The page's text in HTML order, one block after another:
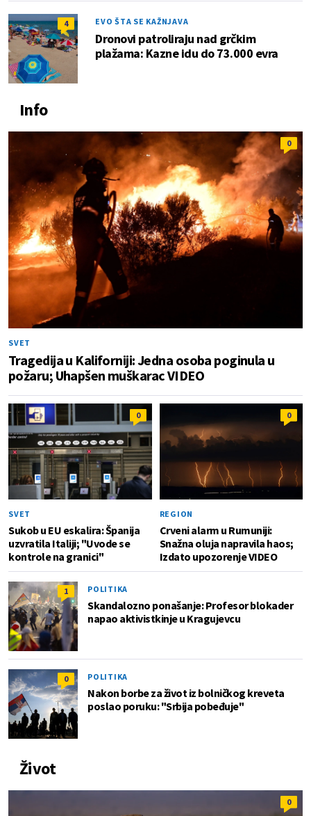
4 EVO ŠTA SE KAŽNJAVA
Dronovi patroliraju nad grčkim
plažama: Kazne idu do 73.000 evra
Info
0
SVET
Tragedija u Kaliforniji: Jedna osoba poginula u
požaru; Uhapšen muškarac VIDEO
0
SVET
Sukob u EU eskalira: Španija
uzvratila Italiji; "Uvode se
kontrole na granici"
0
REGION
Crveni alarm u Rumuniji:
Snažna oluja napravila haos;
Izdato upozorenje VIDEO
1 POLITIKA
Skandalozno ponašanje: Profesor blokader
napao aktivistkinje u Kragujevcu
0 POLITIKA
Nakon borbe za život iz bolničkog kreveta
poslao poruku: "Srbija pobeđuje"
Život
0